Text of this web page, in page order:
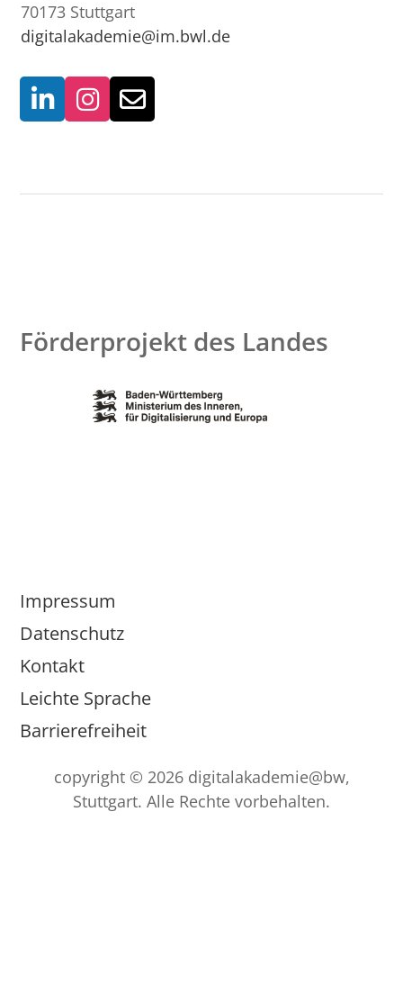
70173 Stuttgart
digitalakademie@im.bwl.de
Förderprojekt des Landes
Impressum
Datenschutz
Kontakt
Leichte Sprache
Barrierefreiheit
copyright © 2026 digitalakademie@bw,
Stuttgart. Alle Rechte vorbehalten.